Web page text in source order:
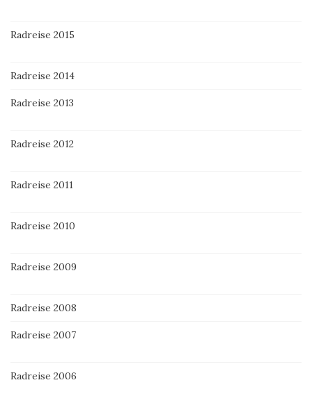
Radreise 2015
Radreise 2014
Radreise 2013
Radreise 2012
Radreise 2011
Radreise 2010
Radreise 2009
Radreise 2008
Radreise 2007
Radreise 2006